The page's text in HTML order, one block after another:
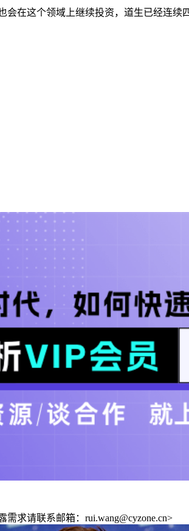
在这个领域上继续投资，道生已经连续
求请联系邮箱：rui.wang@cyzone.cn>